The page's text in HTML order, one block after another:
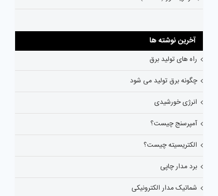
آخرین نوشته ها
راه های تولید برق
چگونه برق تولید می شود
انرژی خورشیدی
آمپرسنج چیست؟
الکتریسیته چیست؟
برد مدار چاپی
شماتیک مدار الکترونیکی